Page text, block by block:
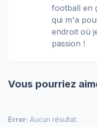
football en
qui m'a
endroit où
passion !
Vous pourriez
Error: Aucun résultat.